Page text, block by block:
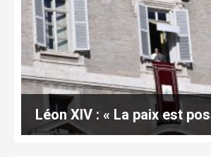
Léon XIV : « La paix est